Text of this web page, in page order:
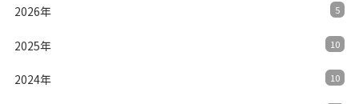
2026年 5
2025年 10
2024年 10